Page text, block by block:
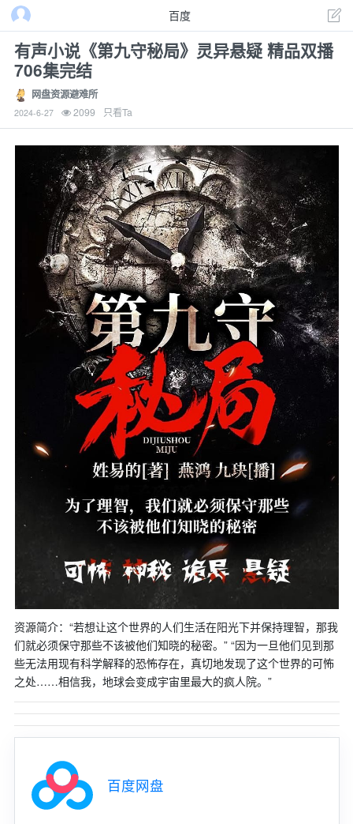
百度
有声小说《第九守秘局》灵异悬疑 精品双播
706集完结
网盘资源避难所
2024-6-27 2099 只看Ta
资源简介：“若想让这个世界的人们生活在阳光下并保持理智，那我
们就必须保守那些不该被他们知晓的秘密。” “因为一旦他们见到那
些无法用现有科学解释的恐怖存在，真切地发现了这个世界的可怖
之处……相信我，地球会变成宇宙里最大的疯人院。”
百度网盘